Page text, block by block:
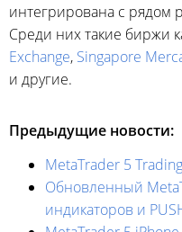
интегрирована с рядом
Среди них такие биржи
Exchange, Singapore
и другие.
Предыдущие новости:
MetaTrader 5
Обновленный
индикаторов и